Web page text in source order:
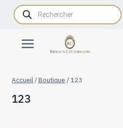
AllerRecherche
de
produits
Accueil /Boutique / 123
123